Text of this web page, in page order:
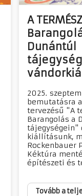
A
Dunántúl
2025.
bemutatásra
tervezésű "A
Barangolás a
tájegységein"
kiállításunk,
Rockenbauer
Kéktúra
építészeti és
Tovább a